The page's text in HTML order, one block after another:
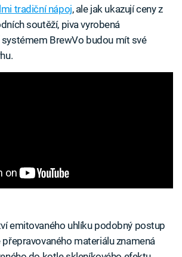
tradiční nápoj, ale jak ukazují ceny z
soutěží, piva vyrobená
systémem BrewVo budou mít své
emitovaného uhlíku podobný postup
materiálu znamená